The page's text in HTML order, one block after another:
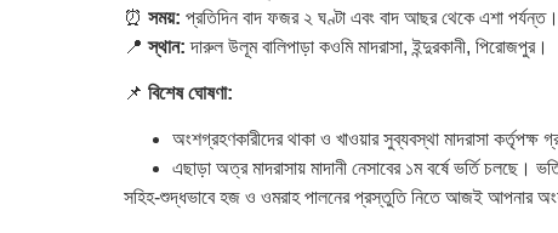
⏰ সময়: প্রতিদিন বাদ ফজর ২ ঘণ্টা এবং বাদ আছর থেকে এশা পর্যন্ত।
📍স্থান: দারুল উলূম বালিপাড়া কওমি মাদরাসা, ইন্দুরকানী, পিরোজপুর।
📌 বিশেষ ঘোষণা:
অংশগ্রহণকারীদের থাকা ও খাওয়ার সুব্যবস্থা মাদরাসা
এছাড়া অত্র মাদরাসায় মাদানী নেসাবের ১ম বর্ষে ভর্তি
সহিহ-শুদ্ধভাবে হজ ও ওমরাহ পালনের প্রস্তুতি নিতে আজই আপনার